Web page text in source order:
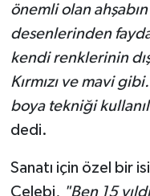
önemli olan
desenlerinden
kendi renklerinin
Kırmızı ve mavi
boya tekniği
dedi.
Sanatı için özel bir
Çelebi, "Ben 15